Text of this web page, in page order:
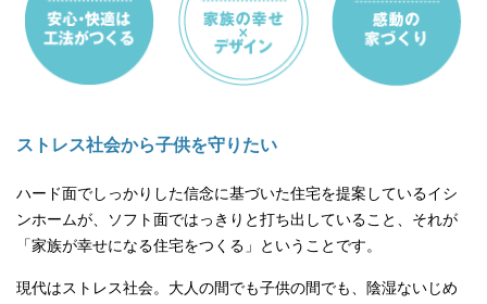
ストレス社会から子供を守りたい
ハード面でしっかりした信念に基づいた住宅を提案しているイシ
ンホームが、ソフト面ではっきりと打ち出していること、それが
「家族が幸せになる住宅をつくる」ということです。
現代はストレス社会。大人の間でも子供の間でも、陰湿ないじめ